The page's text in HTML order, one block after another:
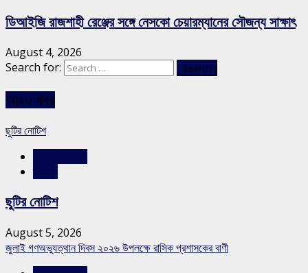
ডিআইজি রাজশাহী রেঞ্জের সঙ্গে নেসকো চেয়ারম্যানের সৌজন্য সাক্ষাৎ
August 4, 2026
Search for:
আরও খবর
ছুটির নোটিশ
ছুটির নোটিশ
August 5, 2026
জুলাই গণঅভ্যুত্থান দিবস ২০২৬ উপলক্ষে রাসিক প্রশাসকের বাণী